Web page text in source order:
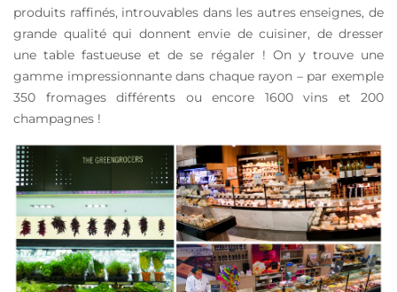
produits raffinés, introuvables dans les autres enseignes, de
grande qualité qui donnent envie de cuisiner, de dresser
une table fastueuse et de se régaler ! On y trouve une
gamme impressionnante dans chaque rayon – par exemple
350 fromages différents ou encore 1600 vins et 200
champagnes !